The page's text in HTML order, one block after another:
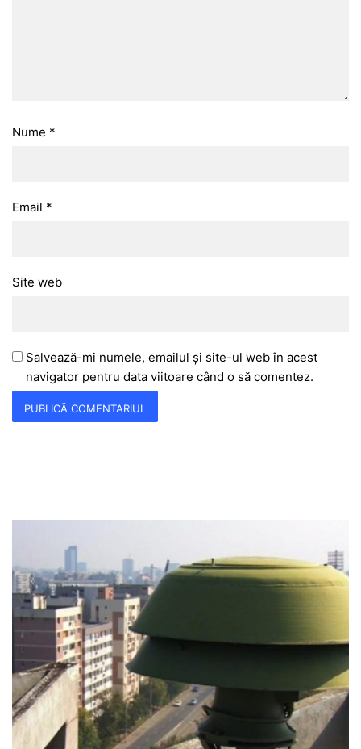
Nume *
Email *
Site web
Salvează-mi numele, emailul și site-ul web în acest
navigator pentru data viitoare când o să comentez.